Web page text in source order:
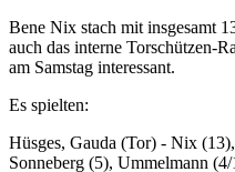
Bene Nix stach mit insgesamt
auch das interne Torschützen-
am Samstag interessant.
Es spielten:
Hüsges, Gauda (Tor) - Nix
Sonneberg (5), Ummelmann